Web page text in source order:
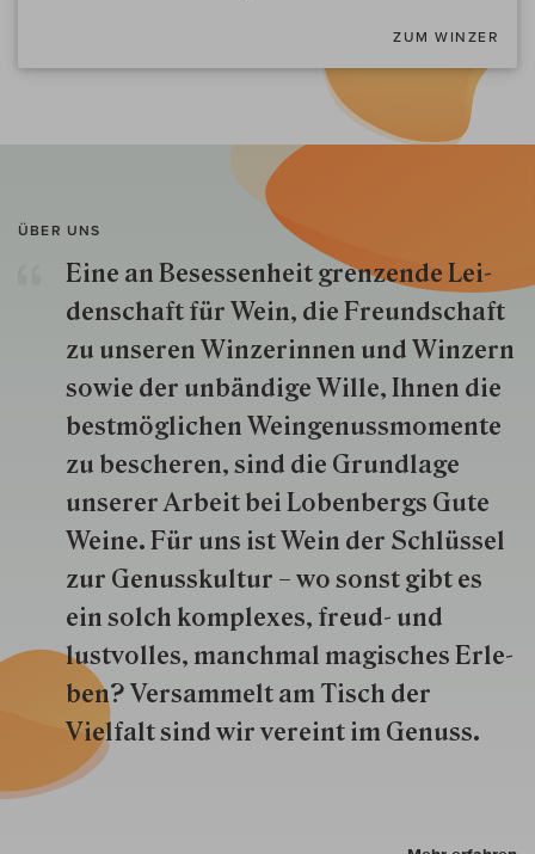
ZUM WINZER
ÜBER UNS
Eine an Besessenheit gren­zende Lei­
den­schaft für Wein, die Freund­schaft
zu unseren Win­zer­innen und Win­zern
so­wie der un­bän­dige Wille, Ihnen die
best­mög­lich­en Wein­genuss­momente
zu besche­ren, sind die Grund­lage
unserer Arbeit bei Lobenbergs Gute
Weine. Für uns ist Wein der Schlüs­sel
zur Genuss­kultur – wo sonst gibt es
ein solch kom­plexes, freud- und
lustvolles, manchmal ma­gisch­es Er­le­
ben? Versammelt am Tisch der
Vielfalt sind wir ver­eint im Genuss.